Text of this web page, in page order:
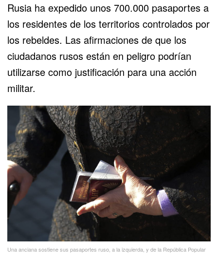
Rusia ha expedido unos 700.000 pasaportes a
los residentes de los territorios controlados por
los rebeldes. Las afirmaciones de que los
ciudadanos rusos están en peligro podrían
utilizarse como justificación para una acción
militar.
Una anciana sostiene sus pasaportes ruso, a la izquierda, y de la República Popular